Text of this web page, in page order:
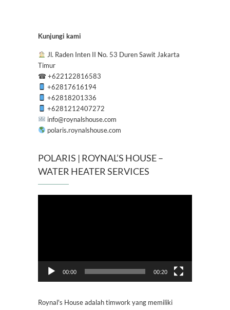
Kunjungi kami
Jl. Raden Inten II No. 53 Duren Sawit Jakarta
Timur
☎+622122816583
+62817616194
+62818201336
+6281212407272
info@roynalshouse.com
polaris.roynalshouse.com
POLARIS | ROYNAL’S HOUSE –
WATER HEATER SERVICES
00:00 00:20
Roynal's House adalah timwork yang memiliki